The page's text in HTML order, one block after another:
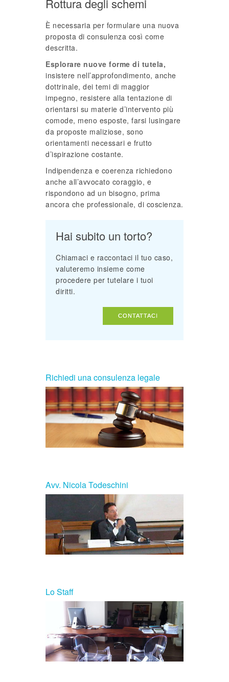
Rottura degli schemi
È necessaria per formulare una nuova
proposta di consulenza così come
descritta.
Esplorare nuove forme di tutela,
insistere nell’approfondimento, anche
dottrinale, dei temi di maggior
impegno, resistere alla tentazione di
orientarsi su materie d’intervento più
comode, meno esposte, farsi lusingare
da proposte maliziose, sono
orientamenti necessari e frutto
d’ispirazione costante.
Indipendenza e coerenza richiedono
anche all’avvocato coraggio, e
rispondono ad un bisogno, prima
ancora che professionale, di coscienza.
Hai subito un torto?
Chiamaci e raccontaci il tuo caso,
valuteremo insieme come
procedere per tutelare i tuoi
diritti.
CONTATTACI
Richiedi una consulenza legale
Avv. Nicola Todeschini
Lo Staff